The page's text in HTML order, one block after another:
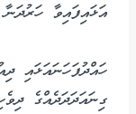
އަޅައިފައިވާ
ހައްދުފަހަނައަޅައި
ގިނައަދަދަދެއްގެ